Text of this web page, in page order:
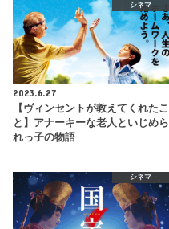
シネマ
2023.6.27
【ヴィンセントが教えてくれたこ
と】アナーキーな老人といじめら
れっ子の物語
シネマ